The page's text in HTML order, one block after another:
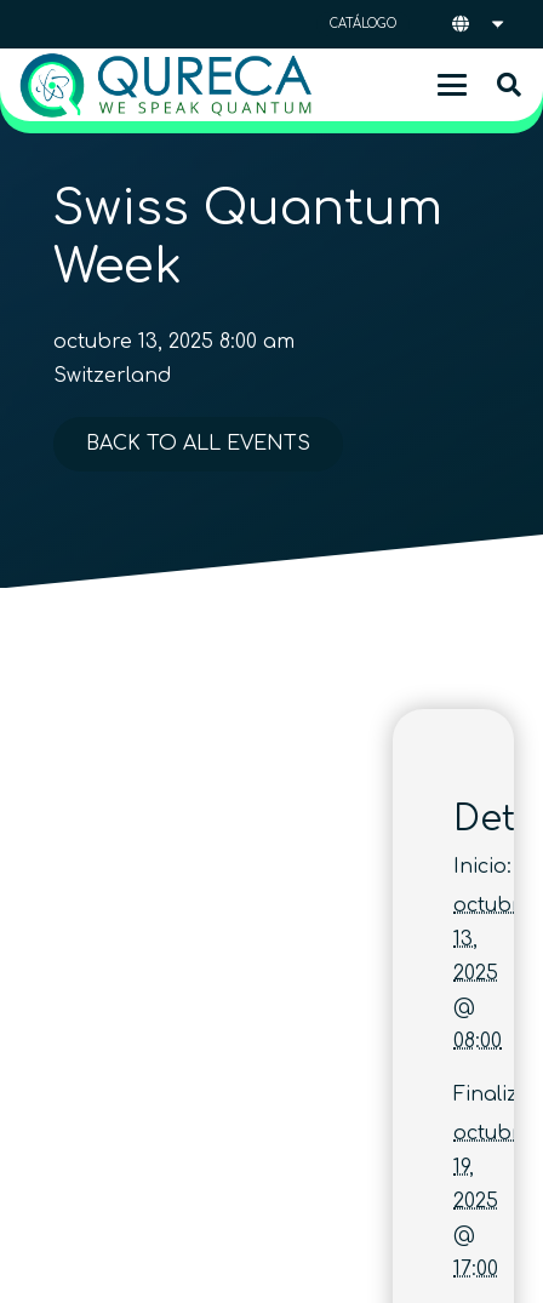
CATÁLOGO
Swiss Quantum
Week
octubre 13, 2025 8:00 am
Switzerland
BACK TO ALL EVENTS
Inicio:
octubre
13,
2025
@
08:00
Finaliza:
octubre
19,
2025
@
17:00